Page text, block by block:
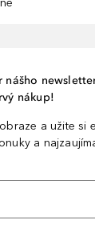
nášho
nákup!
a užite si
a